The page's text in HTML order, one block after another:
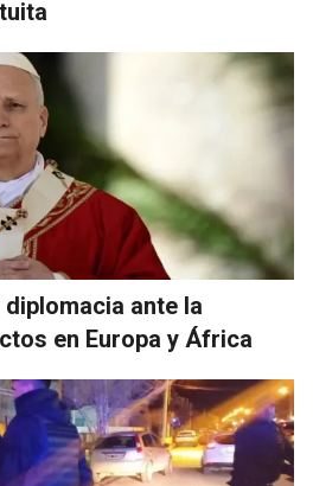
ante la
en Europa y África